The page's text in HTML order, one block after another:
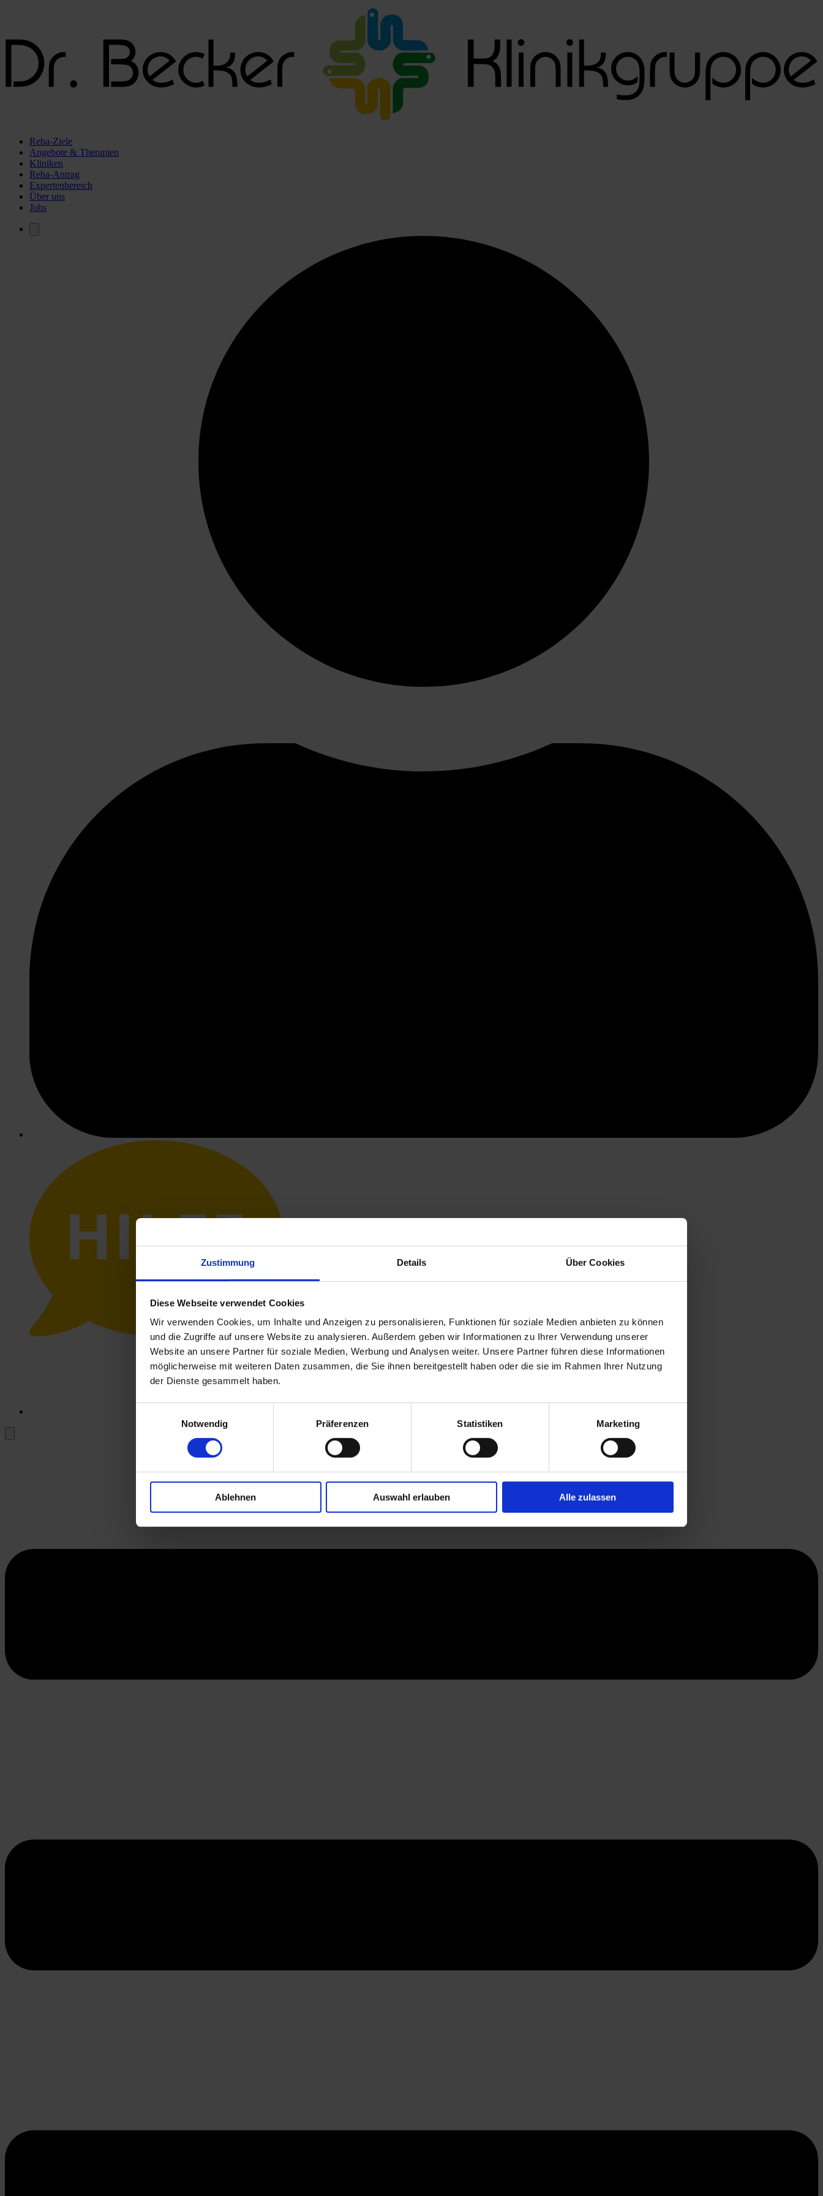
Zustimmung Details Über Cookies
Diese Webseite verwendet Cookies
Wir verwenden Cookies, um Inhalte und Anzeigen zu personalisieren, Funktionen für soziale Medien anbieten zu können
und die Zugriffe auf unsere Website zu analysieren. Außerdem geben wir Informationen zu Ihrer Verwendung unserer
Website an unsere Partner für soziale Medien, Werbung und Analysen weiter. Unsere Partner führen diese Informationen
möglicherweise mit weiteren Daten zusammen, die Sie ihnen bereitgestellt haben oder die sie im Rahmen Ihrer Nutzung
der Dienste gesammelt haben.
Notwendig
Präferenzen Statistiken Marketing
Ablehnen Auswahl erlauben Alle zulassen
Reha-Ziele
Angebote & Therapien
Kliniken
Reha-Antrag
Expertenbereich
Über uns
Jobs
HILFE